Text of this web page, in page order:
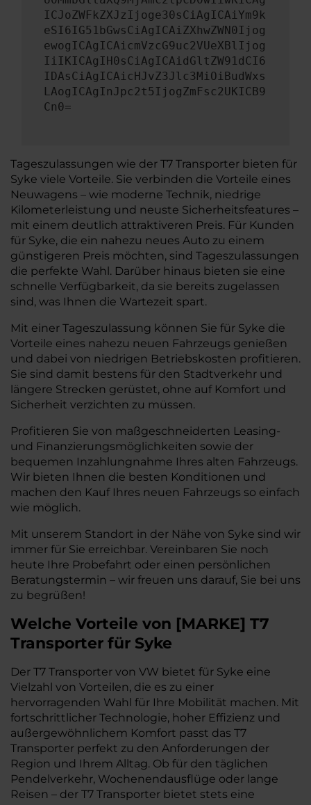
ICJoZWFkZXJzIjoge30sCiAgICAiYm9k
eSI6IG51bGwsCiAgICAiZXhwZWN0Ijog
ewogICAgICAicmVzcG9uc2VUeXBlIjog
IiIKICAgIH0sCiAgICAidGltZW91dCI6
IDAsCiAgICAicHJvZ3Jlc3MiOiBudWxs
LAogICAgInJpc2t5IjogZmFsc2UKICB9
Cn0=
Tageszulassungen wie der T7 Transporter bieten für
Syke viele Vorteile. Sie verbinden die Vorteile eines
Neuwagens – wie moderne Technik, niedrige
Kilometerleistung und neuste Sicherheitsfeatures –
mit einem deutlich attraktiveren Preis. Für Kunden
für Syke, die ein nahezu neues Auto zu einem
günstigeren Preis möchten, sind Tageszulassungen
die perfekte Wahl. Darüber hinaus bieten sie eine
schnelle Verfügbarkeit, da sie bereits zugelassen
sind, was Ihnen die Wartezeit spart.
Mit einer Tageszulassung können Sie für Syke die
Vorteile eines nahezu neuen Fahrzeugs genießen
und dabei von niedrigen Betriebskosten profitieren.
Sie sind damit bestens für den Stadtverkehr und
längere Strecken gerüstet, ohne auf Komfort und
Sicherheit verzichten zu müssen.
Profitieren Sie von maßgeschneiderten Leasing-
und Finanzierungsmöglichkeiten sowie der
bequemen Inzahlungnahme Ihres alten Fahrzeugs.
Wir bieten Ihnen die besten Konditionen und
machen den Kauf Ihres neuen Fahrzeugs so einfach
wie möglich.
Mit unserem Standort in der Nähe von Syke sind wir
immer für Sie erreichbar. Vereinbaren Sie noch
heute Ihre Probefahrt oder einen persönlichen
Beratungstermin – wir freuen uns darauf, Sie bei uns
zu begrüßen!
Welche Vorteile von [MARKE] T7
Transporter für Syke
Der T7 Transporter von VW bietet für Syke eine
Vielzahl von Vorteilen, die es zu einer
hervorragenden Wahl für Ihre Mobilität machen. Mit
fortschrittlicher Technologie, hoher Effizienz und
außergewöhnlichem Komfort passt das T7
Transporter perfekt zu den Anforderungen der
Region und Ihrem Alltag. Ob für den täglichen
Pendelverkehr, Wochenendausflüge oder lange
Reisen – der T7 Transporter bietet stets eine